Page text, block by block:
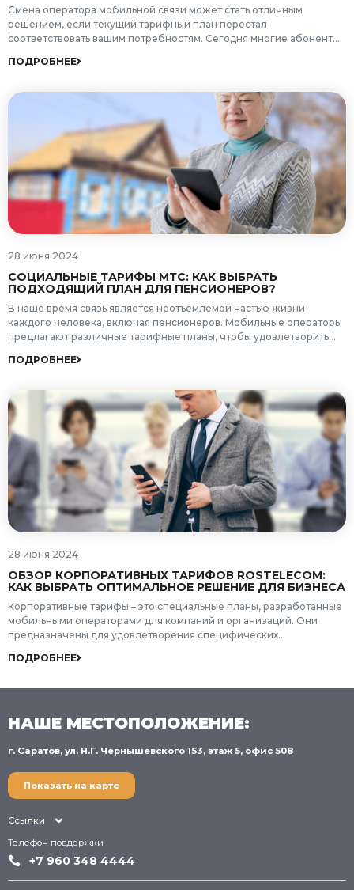
Смена оператора мобильной связи может стать отличным
решением, если текущий тарифный план перестал
соответствовать вашим потребностям. Сегодня многие абоненты
интернета. Однако перед тем, как приобрести новую SIM-карту и
процедура смены, какие могут возникнуть трудности и что
понадобится для успешного завершения процесса. Мы разберем
все ключевые моменты, которые нужно знать, чтобы переход
прошел гладко, и вы смогли наслаждаться новой мобильной
связью без проблем.
ПОДРОБНЕЕ
28 июня 2024
СОЦИАЛЬНЫЕ ТАРИФЫ МТС: КАК ВЫБРАТЬ
ПОДХОДЯЩИЙ ПЛАН ДЛЯ ПЕНСИОНЕРОВ?
В наше время связь является неотъемлемой частью жизни
каждого человека, включая пенсионеров. Мобильные операторы
предлагают различные тарифные планы, чтобы удовлетворить
предоставляет специальные социальные тарифы связи,
людей. Рассмотрим, как выбрать подходящий план для
пенсионеров.
ПОДРОБНЕЕ
28 июня 2024
ОБЗОР КОРПОРАТИВНЫХ ТАРИФОВ ROSTELECOM:
КАК ВЫБРАТЬ ОПТИМАЛЬНОЕ РЕШЕНИЕ ДЛЯ БИЗНЕСА
Корпоративные тарифы – это специальные планы, разработанные
мобильными операторами для компаний и организаций. Они
предназначены для удовлетворения специфических
выгодные условия по сравнению с обычными потребительскими
пакеты минут, SMS и интернет-трафика, а также дополнительные
бизнес-процессов.
ПОДРОБНЕЕ
НАШЕ МЕСТОПОЛОЖЕНИЕ:
г. Саратов, ул. Н.Г. Чернышевского 153, этаж 5, офис 508
Показать на карте
Ссылки
Телефон поддержки
+7 960 348 4444